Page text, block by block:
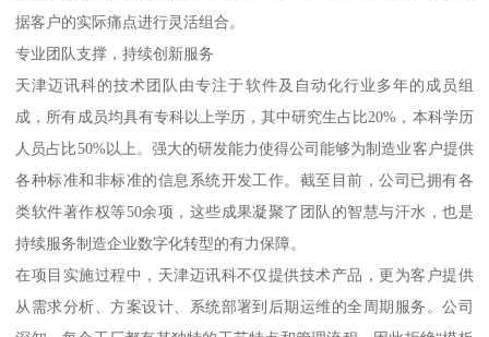
据客户的实际痛点进行灵活组合。
专业团队支撑，持续创新服务
天津迈讯科的技术团队由专注于软件及自动化行业多年的成员组
成，所有成员均具有专科以上学历，其中研究生占比20%，本科学历
人员占比50%以上。强大的研发能力使得公司能够为制造业客户提供
各种标准和非标准的信息系统开发工作。截至目前，公司已拥有各
类软件著作权等50余项，这些成果凝聚了团队的智慧与汗水，也是
持续服务制造企业数字化转型的有力保障。
在项目实施过程中，天津迈讯科不仅提供技术产品，更为客户提供
从需求分析、方案设计、系统部署到后期运维的全周期服务。公司